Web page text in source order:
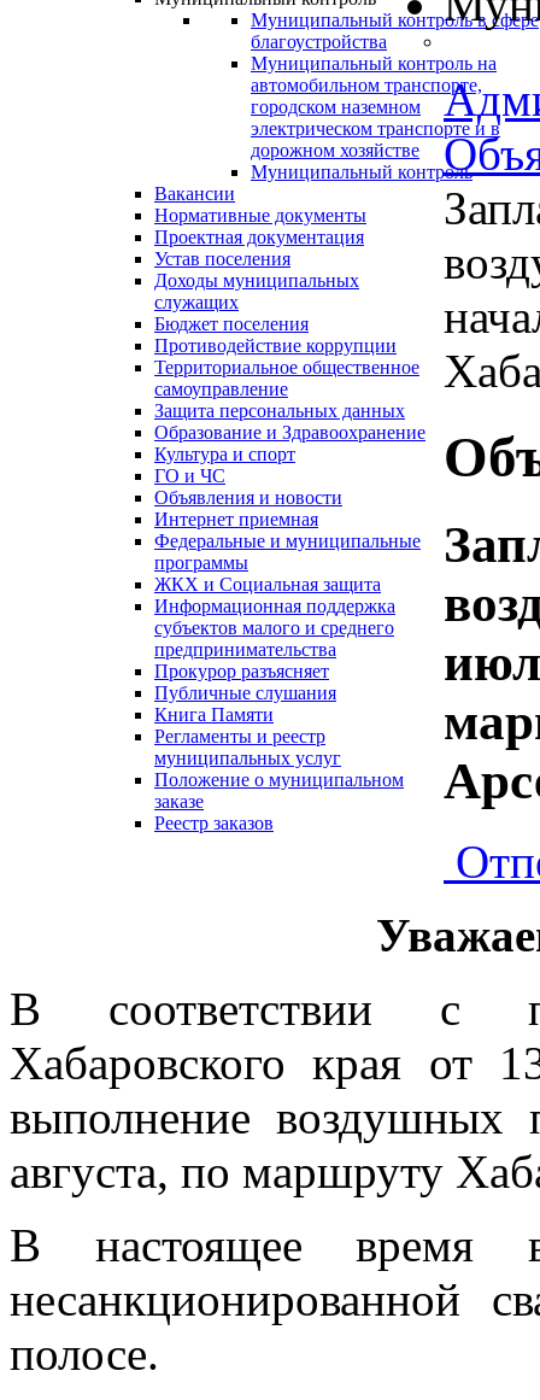
Муниципальный контроль в сфере
благоустройства
Муниципальный контроль на
автомобильном транспорте,
городском наземном
электрическом транспорте и в
дорожном хозяйстве
Муниципальный контроль
Вакансии
Нормативные документы
Проектная документация
Устав поселения
Доходы муниципальных
служащих
Бюджет поселения
Противодействие коррупции
Территориальное общественное
самоуправление
Защита персональных данных
Образование и Здравоохранение
Культура и спорт
ГО и ЧС
Объявления и новости
Интернет приемная
Федеральные и муниципальные
программы
ЖКХ и Социальная защита
Информационная поддержка
субъектов малого и среднего
предпринимательства
Прокурор разъясняет
Публичные слушания
Книга Памяти
Регламенты и реестр
муниципальных услуг
Положение о муниципальном
заказе
Реестр заказов
В соответствии с
Хабаровского края от
выполнение воздушных
августа, по маршруту
В настоящее время
несанкционированной
полосе.